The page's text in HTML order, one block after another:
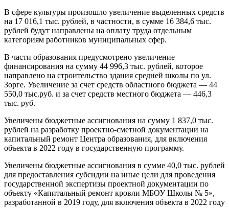
В сфере культуры произошло увеличение выделенных средств
на 17 016,1 тыс. рублей, в частности, в сумме 16 384,6 тыс.
рублей будут направлены на оплату труда отдельным
категориям работников муниципальных сфер.
В части образования предусмотрено увеличение
финансирования на сумму 44 996,3 тыс. рублей, которое
направлено на строительство здания средней школы по ул.
Зорге. Увеличение за счет средств областного бюджета — 44
550,0 тыс.руб. и за счет средств местного бюджета — 446,3
тыс. руб.
Увеличены бюджетные ассигнования на сумму 1 837,0 тыс.
рублей на разработку проектно-сметной документации на
капитальный ремонт Центра образования, для включения
объекта в 2022 году в государственную программу.
Увеличены бюджетные ассигнования в сумме 40,0 тыс. рублей
для предоставления субсидии на иные цели для проведения
государственной экспертизы проектной документации по
объекту «Капитальный ремонт кровли МБОУ Школы № 5»,
разработанной в 2019 году, для включения объекта в 2022 году